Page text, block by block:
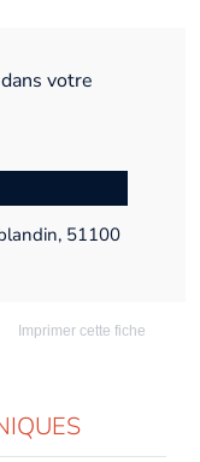
votre
51100
Imprimer cette fiche